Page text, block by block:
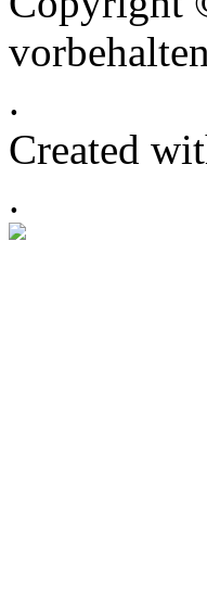
vorbehalten
.
Created
.